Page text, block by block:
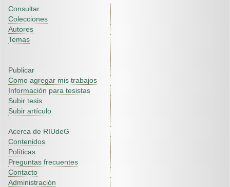
Consultar
Colecciones
Autores
Temas
Publicar
Como agregar mis trabajos
Información para tesistas
Subir tesis
Subir artículo
Acerca de RIUdeG
Contenidos
Políticas
Preguntas frecuentes
Contacto
Administración